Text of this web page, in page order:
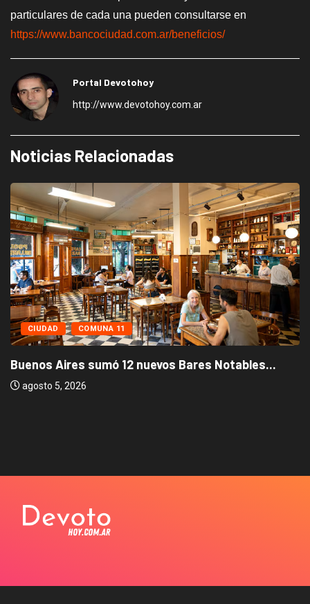
particulares de cada una pueden consultarse en
https://www.bancociudad.com.ar/beneficios/
Portal Devotohoy
http://www.devotohoy.com.ar
Noticias Relacionadas
CIUDAD COMUNA 11
Buenos Aires sumó 12 nuevos Bares Notables...
agosto 5, 2026